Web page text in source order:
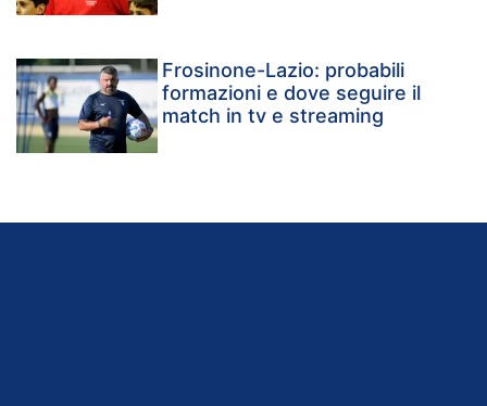
Frosinone-Lazio: probabili
formazioni e dove seguire il
match in tv e streaming